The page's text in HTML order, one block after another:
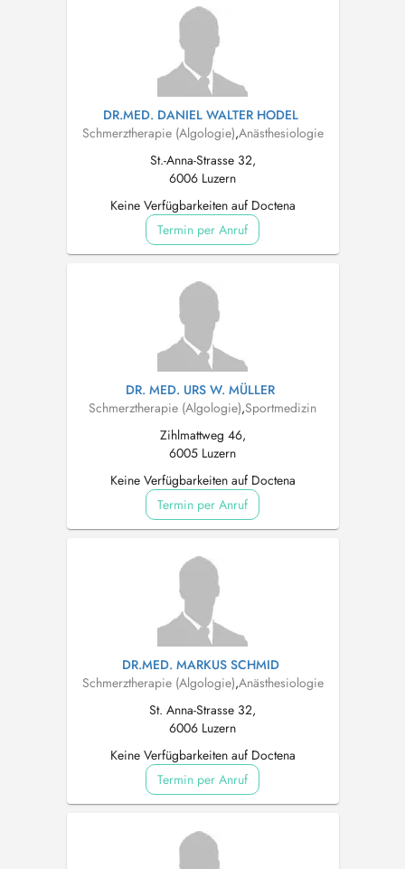
DR.MED. DANIEL WALTER HODEL
Schmerztherapie (Algologie),Anästhesiologie
St.-Anna-Strasse 32,
6006 Luzern
Keine Verfügbarkeiten auf Doctena
Termin per Anruf
DR. MED. URS W. MÜLLER
Schmerztherapie (Algologie),Sportmedizin
Zihlmattweg 46,
6005 Luzern
Keine Verfügbarkeiten auf Doctena
Termin per Anruf
DR.MED. MARKUS SCHMID
Schmerztherapie (Algologie),Anästhesiologie
St. Anna-Strasse 32,
6006 Luzern
Keine Verfügbarkeiten auf Doctena
Termin per Anruf